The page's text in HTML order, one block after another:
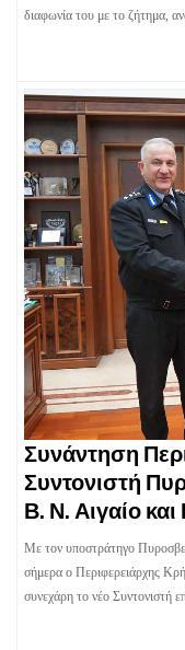
διαφωνία του με το ζήτημα,
Συνάντηση
Συντονιστή
Β. Ν. Αιγαίο
Με τον υποστράτηγο
σήμερα ο Περιφερειάρχης
συνεχάρη το νέο Συντονιστή